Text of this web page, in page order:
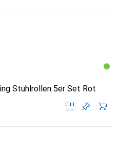
Stuhlrollen 5er Set Rot